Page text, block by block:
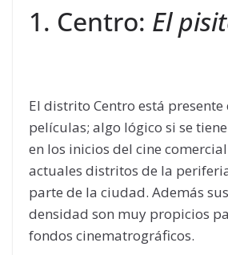
1. Centro: El
El distrito Centro está presente
películas; algo lógico si se
en los inicios del cine
actuales distritos de la
parte de la ciudad. Además
densidad son muy propicios
fondos cinematrográficos.